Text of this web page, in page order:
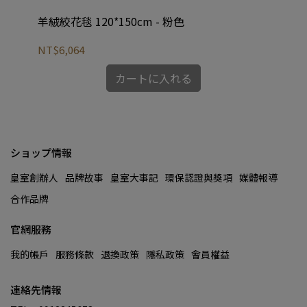
羊絨絞花毯 120*150cm - 粉色
NT$6,064
カートに入れる
ショップ情報
皇室創辦人 品牌故事 皇室大事記 環保認證與獎項 媒體報導
合作品牌
官網服務
我的帳戶 服務條款 退換政策 隱私政策 會員權益
連絡先情報